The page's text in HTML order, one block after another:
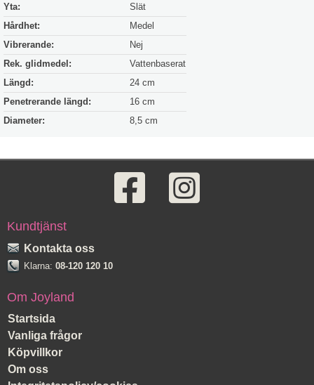
Yta:
Slät
Hårdhet:
Medel
Vibrerande:
Nej
Rek. glidmedel:
Vattenbaserat
Längd:
24 cm
Penetrerande längd:
16 cm
Diameter:
8,5 cm
Kundtjänst
Kontakta oss
Klarna: 08-120 120 10
Om Joyland
Startsida
Vanliga frågor
Köpvillkor
Om oss